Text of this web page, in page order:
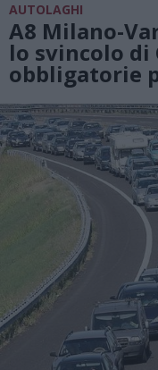
AUTOLAGHI
A8 Milano-
lo svincolo di
obbligatorie